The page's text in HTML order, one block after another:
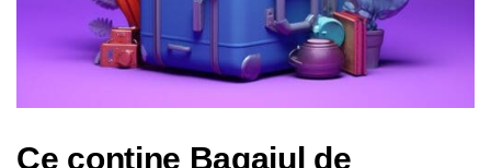
Ce contine Bagajul de